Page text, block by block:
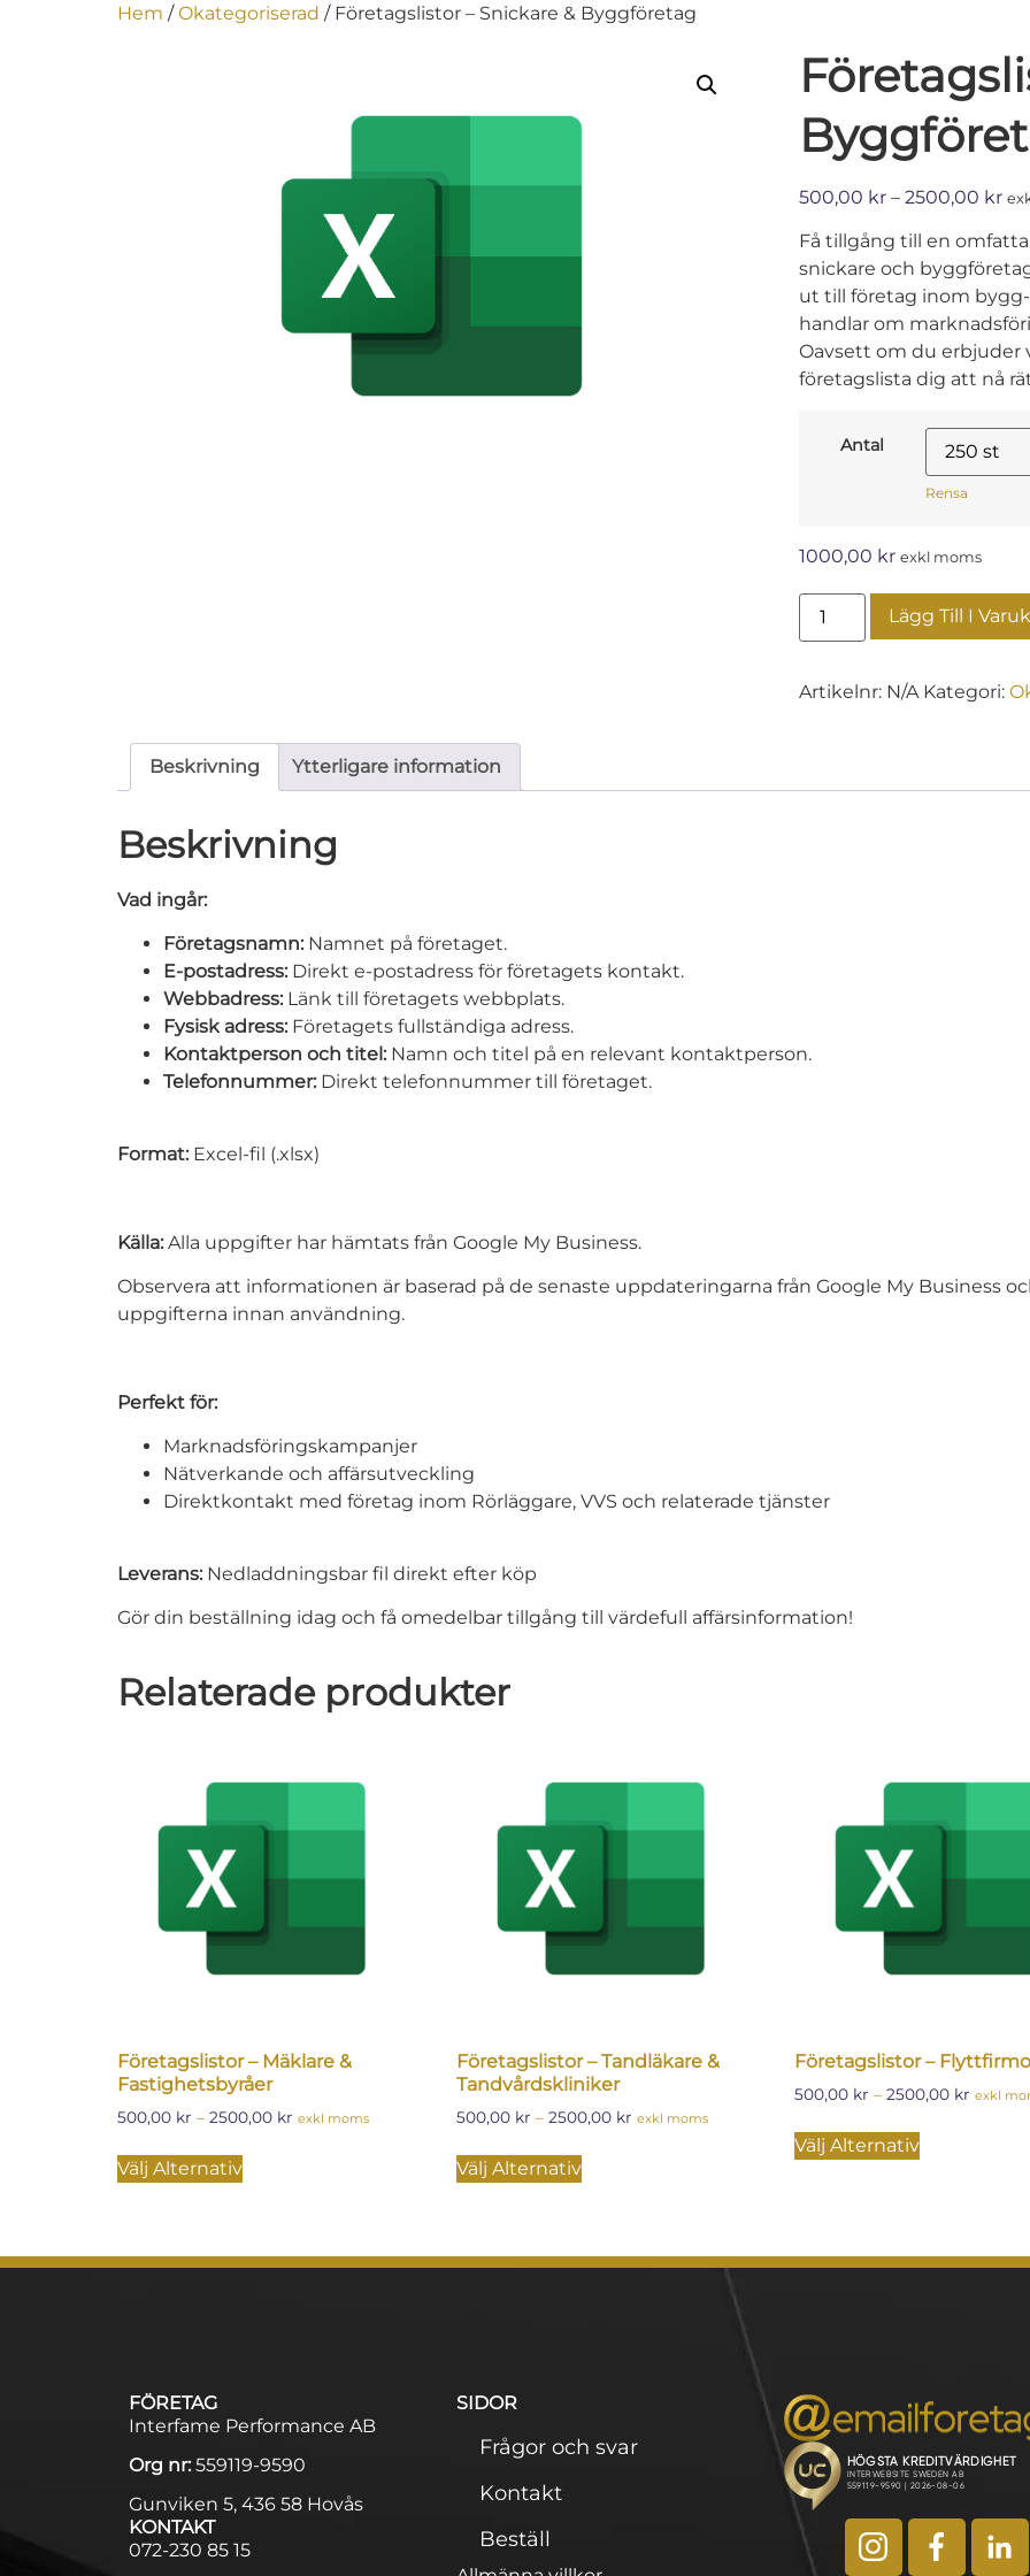
Hem /Okategoriserad / Företagslistor – Snickare & Byggföretag
500,00 kr – 2500,00 kr
Få tillgång till en
snickare och
ut till företag inom
handlar om
Oavsett om du erbjuder
företagslista dig att nå
Antal
Rensa
1000,00 kr exkl moms
Lägg Till I
Artikelnr: N/A Kategori:
Beskrivning Ytterligare information
Beskrivning
Vad ingår:
Företagsnamn: Namnet på företaget.
E-postadress: Direkt e-postadress för företagets kontakt.
Webbadress: Länk till företagets webbplats.
Fysisk adress: Företagets fullständiga adress.
Kontaktperson och titel: Namn och titel på en relevant kontaktperson.
Telefonnummer: Direkt telefonnummer till företaget.
Format: Excel-fil (.xlsx)
Källa: Alla uppgifter har hämtats från Google My Business.
Observera att informationen är baserad på de senaste uppdateringarna från Google My Business
uppgifterna innan användning.
Perfekt för:
Marknadsföringskampanjer
Nätverkande och affärsutveckling
Direktkontakt med företag inom Rörläggare, VVS och relaterade tjänster
Leverans: Nedladdningsbar fil direkt efter köp
Gör din beställning idag och få omedelbar tillgång till värdefull affärsinformation!
Relaterade produkter
Företagslistor – Mäklare &
Fastighetsbyråer
500,00 kr – 2500,00 kr exkl moms
Välj Alternativ
Företagslistor – Tandläkare &
Tandvårdskliniker
500,00 kr – 2500,00 kr exkl moms
Välj Alternativ
Företagslistor –
500,00 kr – 2500,00 kr exkl
Välj Alternativ
FÖRETAG
Interfame Performance AB
Org nr: 559119-9590
Gunviken 5, 436 58 Hovås
KONTAKT
072-230 85 15
SIDOR
Frågor och svar
Kontakt
Beställ